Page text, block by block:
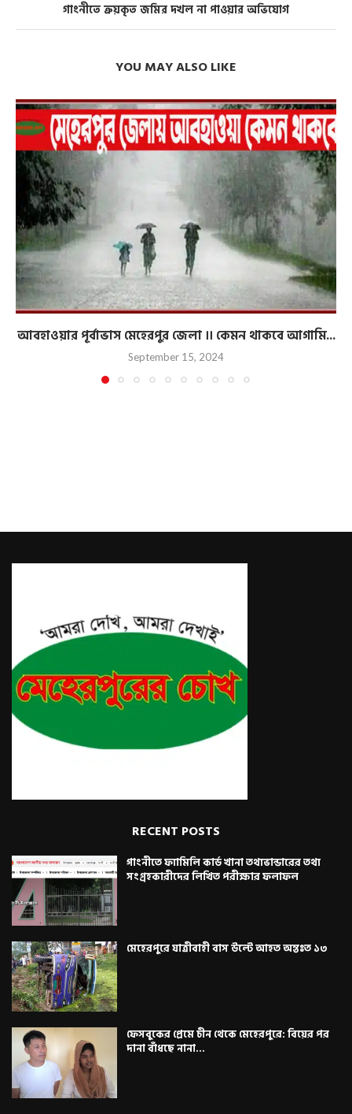
গাংনীতে ক্রয়কৃত জমির দখল না পাওয়ার অভিযোগ
YOU MAY ALSO LIKE
আবহাওয়ার পূর্বাভাস মেহেরপুর জেলা ।। কেমন থাকবে আগামি...
September 15, 2024
RECENT POSTS
গাংনীতে ফ্যামিলি কার্ড খানা তথ্যভান্ডারের তথ্য
সংগ্রহকারীদের লিখিত পরীক্ষার ফলাফল
মেহেরপুরে যাত্রীবাহী বাস উল্টে আহত অন্তঃত ১৩
ফেসবুকের প্রেমে চীন থেকে মেহেরপুরে: বিয়ের পর
দানা বাঁধছে নানা...